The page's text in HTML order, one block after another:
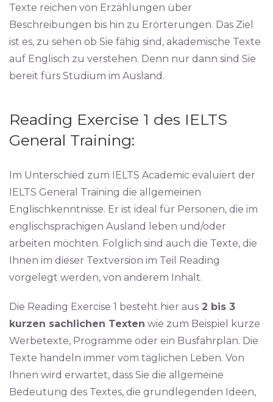
Texte reichen von Erzählungen über
Beschreibungen bis hin zu Erörterungen. Das Ziel
ist es, zu sehen ob Sie fähig sind, akademische Texte
auf Englisch zu verstehen. Denn nur dann sind Sie
bereit fürs Studium im Ausland.
Reading Exercise 1 des IELTS
General Training:
Im Unterschied zum IELTS Academic evaluiert der
IELTS General Training die allgemeinen
Englischkenntnisse. Er ist ideal für Personen, die im
englischsprachigen Ausland leben und/oder
arbeiten möchten. Folglich sind auch die Texte, die
Ihnen im dieser Textversion im Teil Reading
vorgelegt werden, von anderem Inhalt.
Die Reading Exercise 1 besteht hier aus 2 bis 3
kurzen sachlichen Texten wie zum Beispiel kurze
Werbetexte, Programme oder ein Busfahrplan. Die
Texte handeln immer vom täglichen Leben. Von
Ihnen wird erwartet, dass Sie die allgemeine
Bedeutung des Textes, die grundlegenden Ideen,